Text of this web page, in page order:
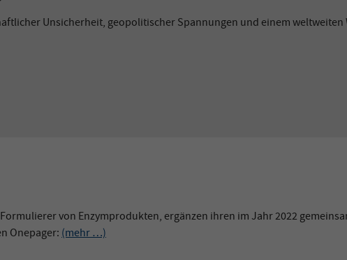
Unsicherheit, geopolitischer Spannungen und einem
von Enzymprodukten, ergänzen ihren im Jahr 2022
Onepager: (mehr …)